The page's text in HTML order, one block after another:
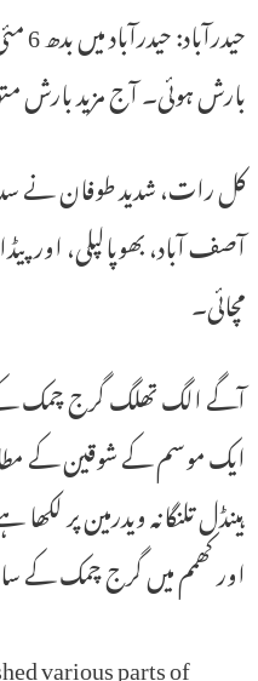
بارش ہوئی۔ آج مزید بارش
کل رات، شدید طوفان نے
آصف آباد، بھوپالپلی، اور
مچائی۔
آگے الگ تھلگ گرج چمک
ایک موسم کے شوقین کے
ہینڈل تلنگانہ ویدرمین پر
اور کھمم میں گرج چمک کے
various parts of